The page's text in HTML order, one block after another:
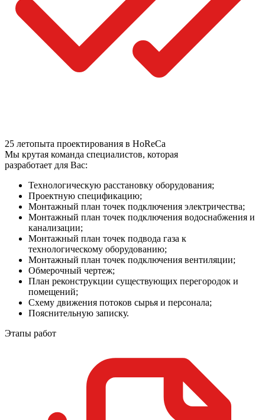
25 летопыта проектирования в HoReCa
Мы крутая команда специалистов, которая
разработает для Вас:
Технологическую расстановку оборудования;
Проектную спецификацию;
Монтажный план точек подключения электричества;
Монтажный план точек подключения водоснабжения и
канализации;
Монтажный план точек подвода газа к
технологическому оборудованию;
Монтажный план точек подключения вентиляции;
Обмерочный чертеж;
План реконструкции существующих перегородок и
помещений;
Схему движения потоков сырья и персонала;
Пояснительную записку.
Этапы работ